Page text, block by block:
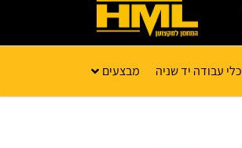
כלי עבודה יד שניה מבצעים